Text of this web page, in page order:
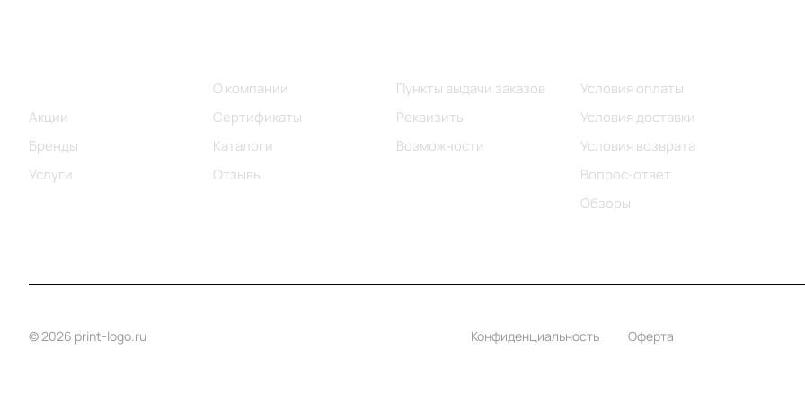
Акции
Бренды
Услуги
О компании
Сертификаты
Каталоги
Отзывы
Пункты выдачи заказов
Реквизиты
Возможности
Условия оплаты
Условия доставки
Условия возврата
Вопрос-ответ
Обзоры
© 2026 print-logo.ru Конфиденциальность Оферта